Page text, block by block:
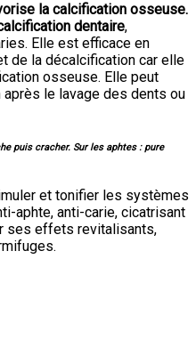
la calcification osseuse.
dentaire,
Elle est efficace en
de la décalcification car elle
osseuse. Elle peut
le lavage des dents ou
puis cracher. Sur les aphtes : pure
et tonifier les systèmes
aphte, anti-carie, cicatrisant
ses effets revitalisants,